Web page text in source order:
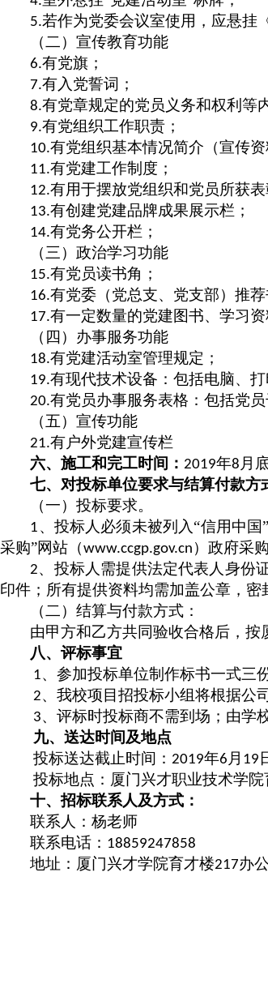
5.若作为党委会议室使用，应悬挂
（二）宣传教育功能
6.有党旗；
7.有入党誓词；
8.有党章规定的党员义务和权利等
9.有党组织工作职责；
10.有党组织基本情况简介（宣传
11.有党建工作制度；
12.有用于摆放党组织和党员所获表
13.有创建党建品牌成果展示栏；
14.有党务公开栏；
（三）政治学习功能
15.有党员读书角；
16.有党委（党总支、党支部）推
17.有一定数量的党建图书、学习资
（四）办事服务功能
18.有党建活动室管理规定；
19.有现代技术设备：包括电脑、
20.有党员办事服务表格：包括党
（五）宣传功能
21.有户外党建宣传栏
六、施工和完工时间： 2019年8 月
七、对投标单位要求与结算付款方
（一）投标要求。
1 、投标人必须未被列入“信用中国
采购”网站（www.ccgp.gov.cn ）政府采
2、投标人需提供法定代表人身份
印件；所有提供资料均需加盖公章，密
（二）结算与付款方式：
由甲方和乙方共同验收合格后，按
八、评标事宜
1、参加投标单位制作标书一式三
2、我校项目招投标小组将根据公
3、评标时投标商不需到场；由学
九、送达时间及地点
投标送达截止时间： 2019年6 月 19
投标地点：厦门兴才职业技术学院
十、招标联系人及方式：
联系人：杨老师
联系电话： 18859247858
地址：厦门兴才学院育才楼217办